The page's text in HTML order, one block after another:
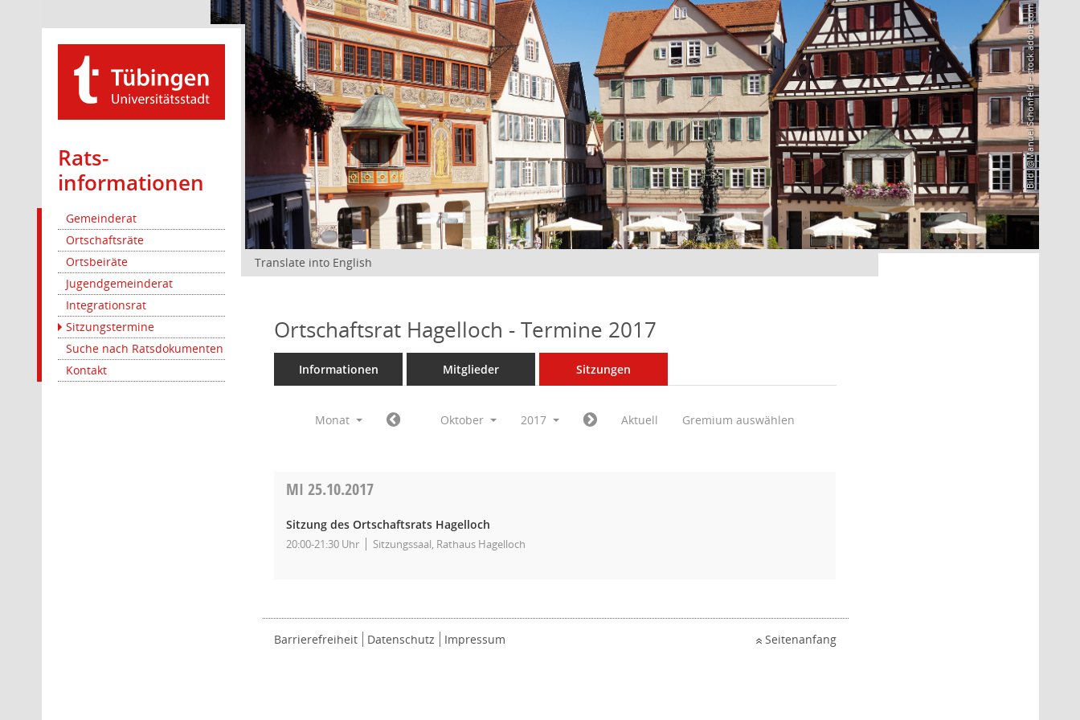
Rats­
informationen
Gemeinderat
Ortschaftsräte
Ortsbeiräte
Jugendgemeinderat
Integrationsrat
Sitzungstermine
Suche nach Ratsdokumenten
Kontakt
Bild: @Manuel Schönfeld – stock.adobe.com
Translate into English
Ortschaftsrat Hagelloch - Termine 2017
Informationen Mitglieder Sitzungen
Monat Oktober 2017 Aktuell Gremium auswählen
MI25.10.2017
Sitzung des Ortschaftsrats Hagelloch
20:00-21:30 Uhr Sitzungssaal, Rathaus Hagelloch
Barrierefreiheit Datenschutz Impressum Seitenanfang